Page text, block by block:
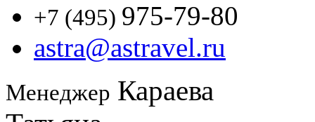
+7 (495) 975-79-80
astra@astravel.ru
Менеджер Караева